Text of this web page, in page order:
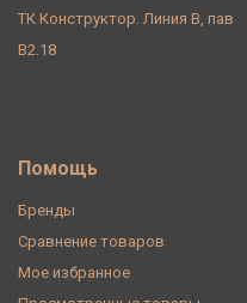
ТК Конструктор. Линия В, пав
В2.18
Помощь
Бренды
Сравнение товаров
Мое избранное